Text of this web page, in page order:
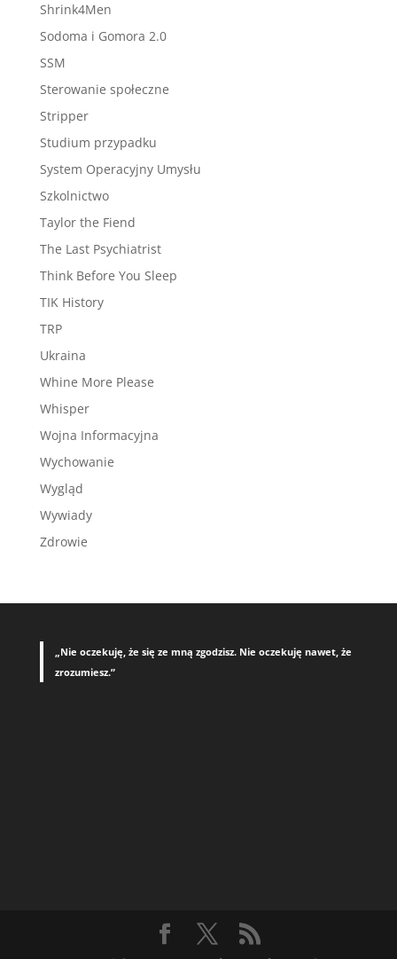
Shrink4Men
Sodoma i Gomora 2.0
SSM
Sterowanie społeczne
Stripper
Studium przypadku
System Operacyjny Umysłu
Szkolnictwo
Taylor the Fiend
The Last Psychiatrist
Think Before You Sleep
TIK History
TRP
Ukraina
Whine More Please
Whisper
Wojna Informacyjna
Wychowanie
Wygląd
Wywiady
Zdrowie
„Nie oczekuję, że się ze mną zgodzisz. Nie oczekuję nawet, że
zrozumiesz.”